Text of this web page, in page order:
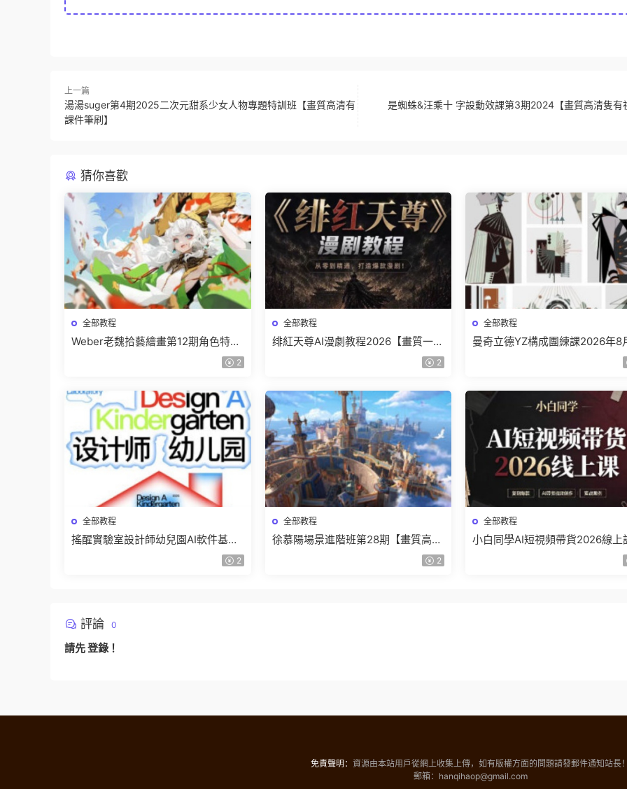
上一篇
湯湯suger第4期2025二次元甜系少女人物專題特訓班【畫質高清有
課件筆刷】
是蜘蛛&汪乘十 字設動效課第3期2024【畫質高清隻有
猜你喜歡
全部教程
Weber老魏拾藝繪畫第12期角色特訓
2
全部教程
绯紅天尊AI漫劇教程2026【畫質一般
2
全部教程
曼奇立德YZ構成團練課2026年8
全部教程
搖醒實驗室設計師幼兒園AI軟件基礎
2
全部教程
徐慕陽場景進階班第28期【畫質高清
2
全部教程
小白同學AI短視頻帶貨2026線上
評論 0
請先登錄 ！
免責聲明： 資源由本站用戶從網上收集上傳，如有版權方面的問題請發郵件通知站長
郵箱：hanqihaop@gmail.com